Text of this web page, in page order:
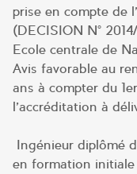
prise en compte de
(DECISION N°
Ecole centrale de
Avis favorable au
ans à compter du
l’accréditation à
Ingénieur diplômé
en formation initiale